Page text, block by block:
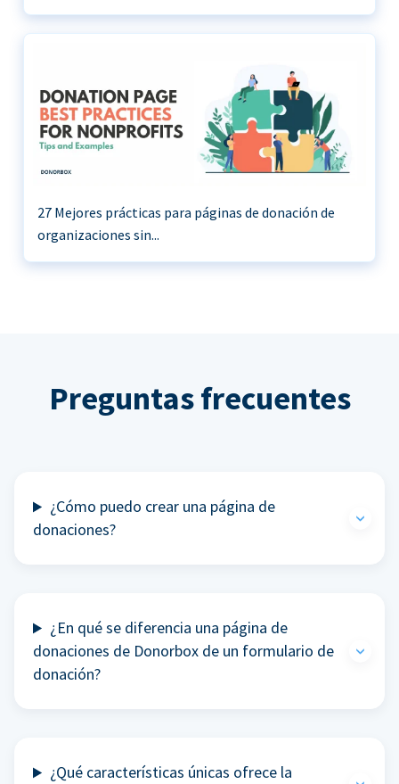
27 Mejores prácticas para páginas de donación de
organizaciones sin...
Preguntas frecuentes
¿Cómo puedo crear una página de
donaciones?
¿En qué se diferencia una página de
donaciones de Donorbox de un formulario de
donación?
¿Qué características únicas ofrece la